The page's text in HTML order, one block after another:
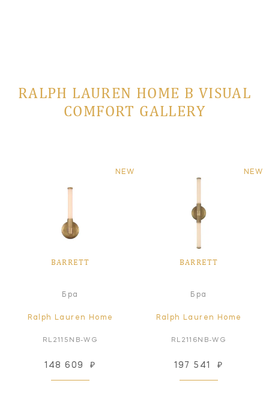
RALPH LAUREN HOME В VISUAL
COMFORT GALLERY
NEW
BARRETT
Бра
Ralph Lauren Home
RL2115NB-WG
148 609 ₽
NEW
BARRETT
Бра
Ralph Lauren Home
RL2116NB-WG
197 541 ₽